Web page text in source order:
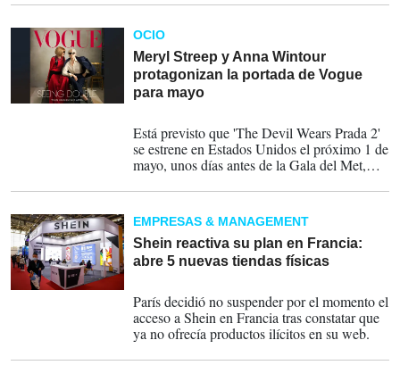
reutiliza los mismos elementos de entonces,
lo que elimina el factor novedoso.
OCIO
Meryl Streep y Anna Wintour
protagonizan la portada de Vogue
para mayo
Está previsto que 'The Devil Wears Prada 2'
se estrene en Estados Unidos el próximo 1 de
mayo, unos días antes de la Gala del Met,
que Wintour es anfitriona.
EMPRESAS & MANAGEMENT
Shein reactiva su plan en Francia:
abre 5 nuevas tiendas físicas
París decidió no suspender por el momento el
acceso a Shein en Francia tras constatar que
ya no ofrecía productos ilícitos en su web.